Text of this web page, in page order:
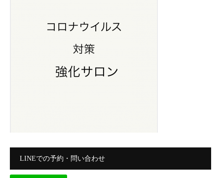
LINEでの予約・問い合わせ